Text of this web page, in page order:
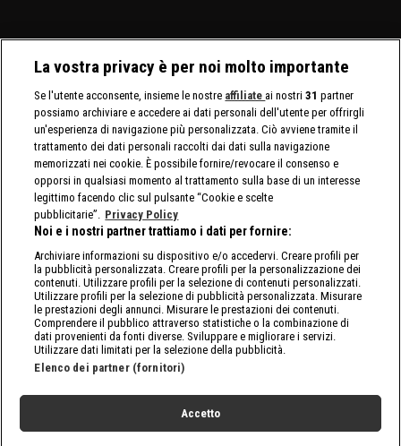
La vostra privacy è per noi molto importante
Se l'utente acconsente, insieme le nostre affiliate ai nostri31 partner
possiamo archiviare e accedere ai dati personali dell'utente per offrirgli
un'esperienza di navigazione più personalizzata. Ciò avviene tramite il
trattamento dei dati personali raccolti dai dati sulla navigazione
memorizzati nei cookie. È possibile fornire/revocare il consenso e
opporsi in qualsiasi momento al trattamento sulla base di un interesse
legittimo facendo clic sul pulsante “Cookie e scelte
pubblicitarie”. Privacy Policy
Noi e i nostri partner trattiamo i dati per fornire:
Archiviare informazioni su dispositivo e/o accedervi. Creare profili per
la pubblicità personalizzata. Creare profili per la personalizzazione dei
contenuti. Utilizzare profili per la selezione di contenuti personalizzati.
Utilizzare profili per la selezione di pubblicità personalizzata. Misurare
le prestazioni degli annunci. Misurare le prestazioni dei contenuti.
Comprendere il pubblico attraverso statistiche o la combinazione di
dati provenienti da fonti diverse. Sviluppare e migliorare i servizi.
Utilizzare dati limitati per la selezione della pubblicità.
Elenco dei partner (fornitori)
Accetto